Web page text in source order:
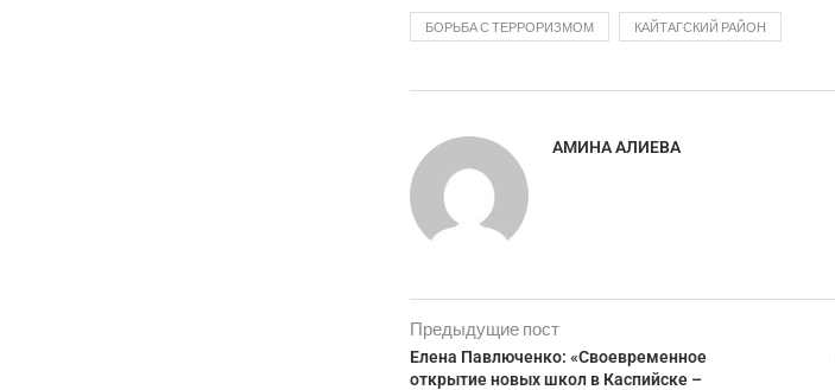
БОРЬБА С ТЕРРОРИЗМОМ КАЙТАГСКИЙ РАЙОН
АМИНА АЛИЕВА
Предыдущие пост
Елена Павлюченко: «Своевременное
открытие новых школ в Каспийске –